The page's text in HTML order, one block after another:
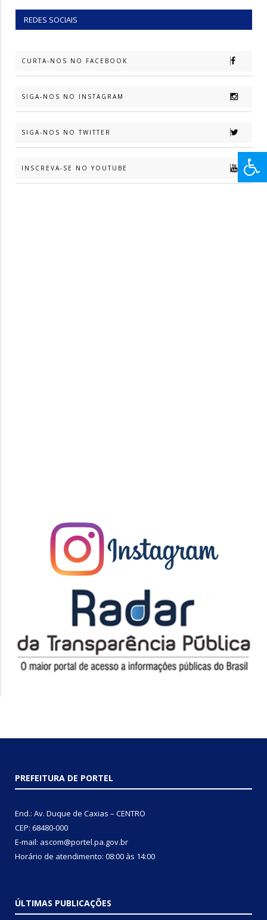
REDES SOCIAIS
CURTA-NOS NO FACEBOOK
SIGA-NOS NO INSTAGRAM
SIGA-NOS NO TWITTER
INSCREVA-SE NO YOUTUBE
PREFEITURA DE PORTEL
End.: Av. Duque de Caxias – CENTRO
CEP: 68480-000
E-mail: ascom@portel.pa.gov.br
Horário de atendimento: 08:00 às 14:00
ÚLTIMAS PUBLICAÇÕES